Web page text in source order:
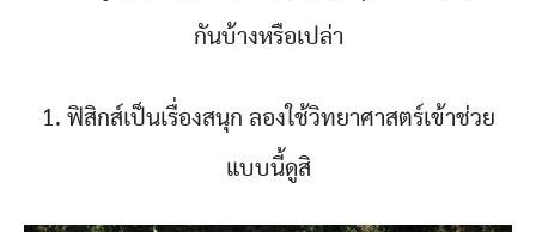
กันบ้างหรือเปล่า
1. ฟิสิกส์เป็นเรื่องสนุก ลองใช้วิทยาศาสตร์เข้าช่วย
แบบนี้ดูสิ